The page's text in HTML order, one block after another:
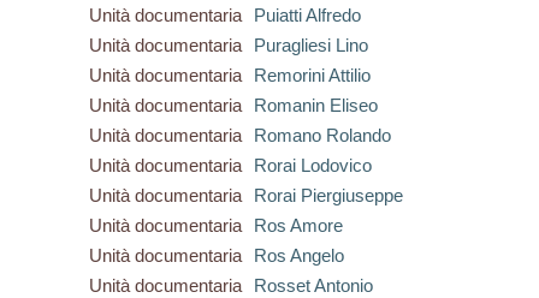
Unità documentaria
Puiatti Alfredo
Unità documentaria
Puragliesi Lino
Unità documentaria
Remorini Attilio
Unità documentaria
Romanin Eliseo
Unità documentaria
Romano Rolando
Unità documentaria
Rorai Lodovico
Unità documentaria
Rorai Piergiuseppe
Unità documentaria
Ros Amore
Unità documentaria
Ros Angelo
Unità documentaria
Rosset Antonio